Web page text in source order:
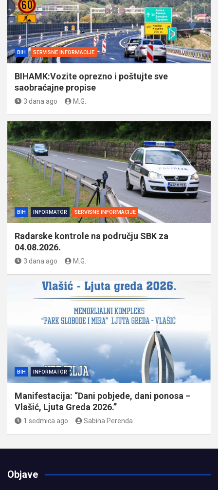
BIH SERVISNE INFORMACIJE
BIHAMK:Vozite oprezno i poštujte sve
saobraćajne propise
3 dana ago M.G.
BIH INFORMATOR SERVISNE INFORMACIJE
Radarske kontrole na području SBK za
04.08.2026.
3 dana ago M.G.
BIH INFORMATOR
Manifestacija: “Dani pobjede, dani ponosa –
Vlašić, Ljuta Greda 2026.”
1 sedmica ago Sabina Perenda
Objave